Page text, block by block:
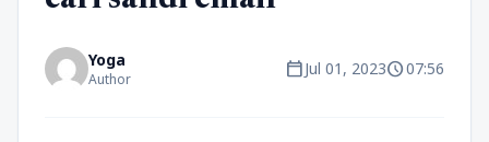
Yoga
Author calendar_todayJul 01, 2023schedule07:56